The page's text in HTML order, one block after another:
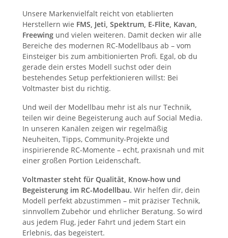
Unsere Markenvielfalt reicht von etablierten
Herstellern wie FMS, Jeti, Spektrum, E-Flite, Kavan,
Freewing und vielen weiteren. Damit decken wir alle
Bereiche des modernen RC-Modellbaus ab – vom
Einsteiger bis zum ambitionierten Profi. Egal, ob du
gerade dein erstes Modell suchst oder dein
bestehendes Setup perfektionieren willst: Bei
Voltmaster bist du richtig.
Und weil der Modellbau mehr ist als nur Technik,
teilen wir deine Begeisterung auch auf Social Media.
In unseren Kanälen zeigen wir regelmäßig
Neuheiten, Tipps, Community-Projekte und
inspirierende RC-Momente – echt, praxisnah und mit
einer großen Portion Leidenschaft.
Voltmaster steht für Qualität, Know-how und
Begeisterung im RC-Modellbau. Wir helfen dir, dein
Modell perfekt abzustimmen – mit präziser Technik,
sinnvollem Zubehör und ehrlicher Beratung. So wird
aus jedem Flug, jeder Fahrt und jedem Start ein
Erlebnis, das begeistert.